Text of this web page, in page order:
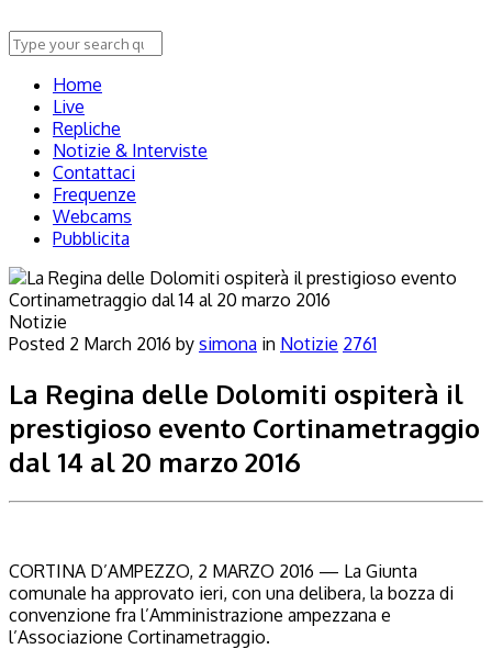
Home
Live
Repliche
Notizie & Interviste
Contattaci
Frequenze
Webcams
Pubblicita
Notizie
Posted 2 March 2016 by simona in Notizie 2761
La Regina delle Dolomiti ospiterà il
prestigioso evento Cortinametraggio
dal 14 al 20 marzo 2016
CORTINA D’AMPEZZO, 2 MARZO 2016 — La Giunta
comunale ha approvato ieri, con una delibera, la bozza di
convenzione fra l’Amministrazione ampezzana e
l’Associazione Cortinametraggio.